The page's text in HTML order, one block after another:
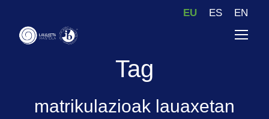
EU ES EN
Tag
matrikulazioak lauaxetan